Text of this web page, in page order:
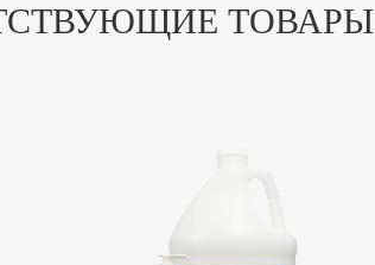
ТОВАРЫ